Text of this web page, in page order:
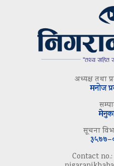
अध्यक्ष तथा
मनोज
सूचना
Contact